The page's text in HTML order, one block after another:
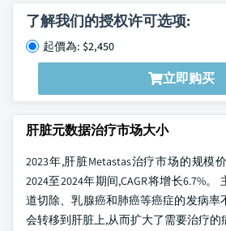
了解我们的授权许可选项:
起價為: $2,450
立即购买
肝脏元数据治疗市场大小
2023年,肝脏Metastas治疗市场的规模
2024至2024年期间,CAGR将增长6.7%
道切除、乳腺癌和肺癌等癌症的发病率
会转移到肝脏上,从而扩大了需要治疗的